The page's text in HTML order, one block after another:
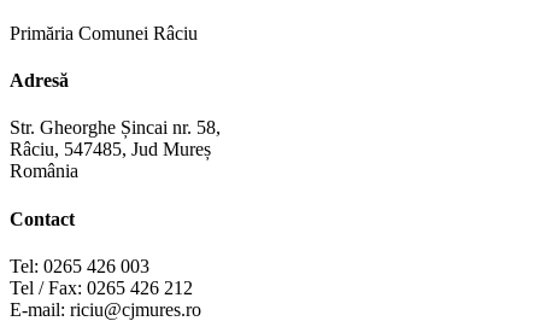
Primăria Comunei Râciu
Adresă
Str. Gheorghe Șincai nr. 58,
Râciu, 547485, Jud Mureș
România
Contact
Tel: 0265 426 003
Tel / Fax: 0265 426 212
E-mail: riciu@cjmures.ro